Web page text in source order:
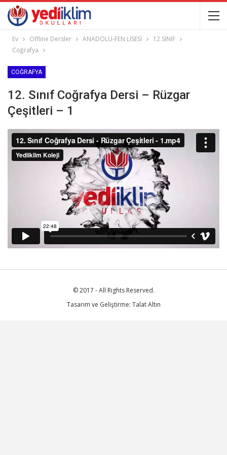
Ev Offline Dersler ANADOLU-FEN LİSESİ
12.SINIF
Coğrafya
COĞRAFYA
12. Sınıf Coğrafya Dersi – Rüzgar
Çeşitleri – 1
© 2017 - All Rights Reserved.
Tasarım ve Geliştirme: Talat Altın